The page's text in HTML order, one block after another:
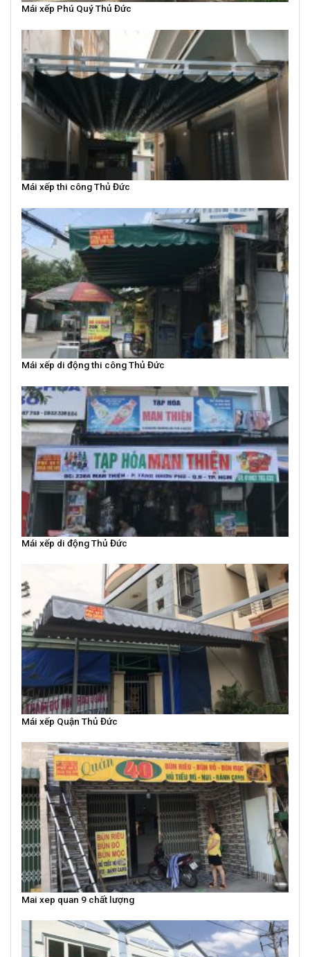
Mái xếp Phú Quý Thủ Đức
Mái xếp thi công Thủ Đức
Mái xếp di động thi công Thủ Đức
Mái xếp di động Thủ Đức
Mái xếp Quận Thủ Đức
Mai xep quan 9 chất lượng